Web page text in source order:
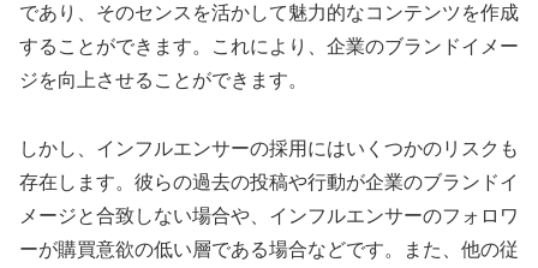
であり、そのセンスを活かして魅力的なコンテンツを作成
することができます。これにより、企業のブランドイメー
ジを向上させることができます。
しかし、インフルエンサーの採用にはいくつかのリスクも
存在します。彼らの過去の投稿や行動が企業のブランドイ
メージと合致しない場合や、インフルエンサーのフォロワ
ーが購買意欲の低い層である場合などです。また、他の従